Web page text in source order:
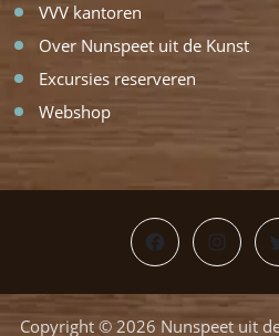
VVV kantoren
Over Nunspeet uit de Kunst
Excursies reserveren
Webshop
Facebook
Copyright © 2026 Nunspeet uit